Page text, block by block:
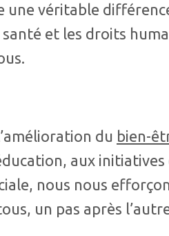
une véritable
et les droits
du bien-
aux
nous nous
un pas après